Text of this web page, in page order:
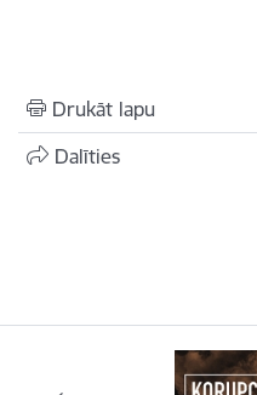
Drukāt lapu
Dalīties